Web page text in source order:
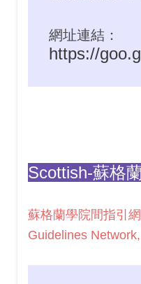
網址連結：
https://
Scottish-蘇格
蘇格蘭學院間指引
Guidelines